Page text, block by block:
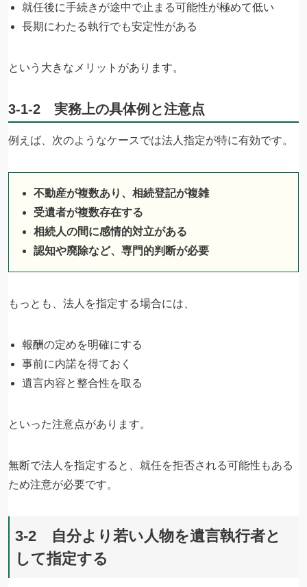
就任後に手続きが途中で止まる可能性が極めて低い
長期にわたる執行でも安定性がある
という大きなメリットがあります。
3-1-2 実務上の具体例と注意点
例えば、次のようなケースでは法人指定が特に有効です。
不動産が複数あり、相続登記が複雑
受遺者が複数存在する
相続人の間に感情的対立がある
認知や廃除など、専門的判断が必要
もっとも、法人を指定する場合には、
報酬の定めを明確にする
事前に内諾を得ておく
遺言内容と整合性を取る
といった注意点があります。
無断で法人を指定すると、就任を拒否される可能性もある
ため注意が必要です。
3-2 自分より若い人物を遺言執行者と
して指定する